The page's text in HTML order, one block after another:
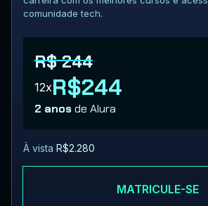
comunidade tech.
R$ 244
12xR$244
2 anosde Alura
À vista R$2.280
MATRICULE-SE